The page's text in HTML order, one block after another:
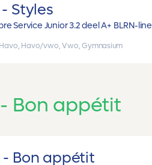
Styles
Service Junior 3.2 deel A+ BLRN-line
Havo, Havo/vwo, Vwo, Gymnasium
Bon appétit
Bon appétit